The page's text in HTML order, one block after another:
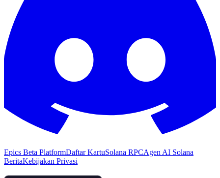
Epics Beta PlatformDaftar KartuSolana RPCAgen AI Solana
BeritaKebijakan Privasi